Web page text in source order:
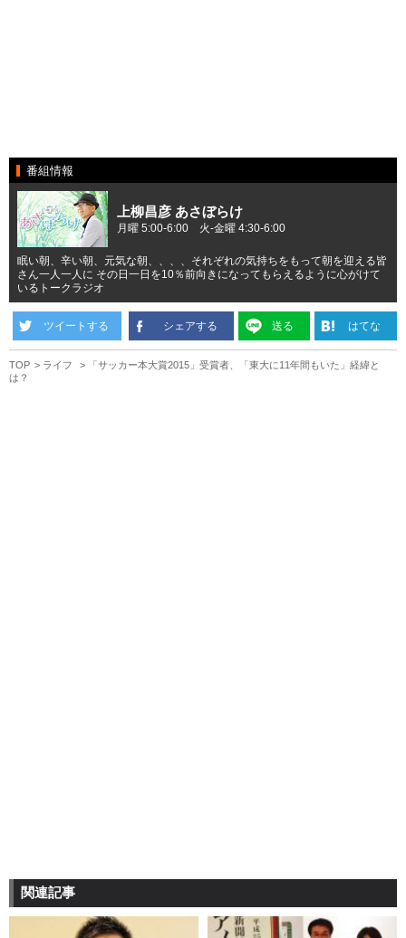
番組情報
上柳昌彦 あさぼらけ
月曜 5:00-6:00 火-金曜 4:30-6:00
眠い朝、辛い朝、元気な朝、、、、それぞれの気持ちをもって朝を迎える皆
さん一人一人に その日一日を10％前向きになってもらえるように心がけて
いるトークラジオ
ツイートする シェアする 送る はてな
TOP ライフ
「サッカー本大賞2015」受賞者、「東大に11年間もいた」経緯と
は？
関連記事